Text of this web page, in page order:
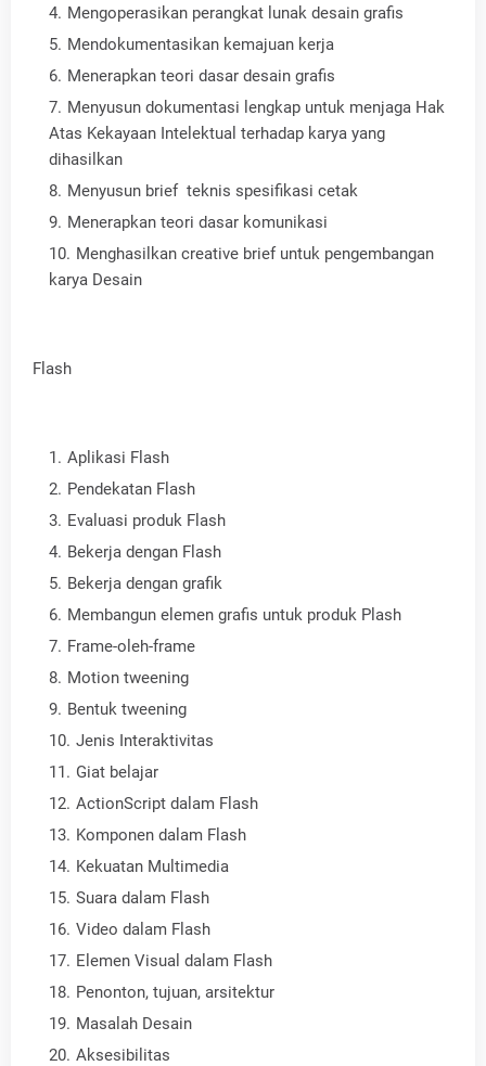
Mengoperasikan perangkat lunak desain grafis
Mendokumentasikan kemajuan kerja
Menerapkan teori dasar desain grafis
Menyusun dokumentasi lengkap untuk menjaga Hak
Atas Kekayaan Intelektual terhadap karya yang
dihasilkan
Menyusun brief teknis spesifikasi cetak
Menerapkan teori dasar komunikasi
Menghasilkan creative brief untuk pengembangan
karya Desain
Flash
Aplikasi Flash
Pendekatan Flash
Evaluasi produk Flash
Bekerja dengan Flash
Bekerja dengan grafik
Membangun elemen grafis untuk produk Plash
Frame-oleh-frame
Motion tweening
Bentuk tweening
Jenis Interaktivitas
Giat belajar
ActionScript dalam Flash
Komponen dalam Flash
Kekuatan Multimedia
Suara dalam Flash
Video dalam Flash
Elemen Visual dalam Flash
Penonton, tujuan, arsitektur
Masalah Desain
Aksesibilitas